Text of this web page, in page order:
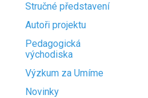
Stručné představení
Autoři projektu
Pedagogická
východiska
Výzkum za Umíme
Novinky